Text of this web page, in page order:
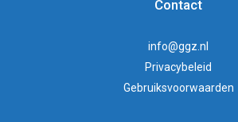
Contact
info@ggz.nl
Privacybeleid
Gebruiksvoorwaarden